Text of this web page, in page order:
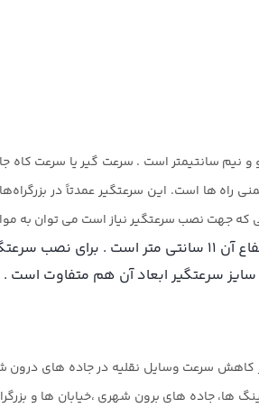
نیم سانتیمتر است . سرعت گیر یا سرعت کاه
راه ها است. این سرعتگیر عمدتاً در
جهت نصب سرعتگیر نیاز است می توان به
می شود .
سرعتگیر ابعاد آن هم متفاوت است .
کاهش سرعت وسایل نقلیه در جاده های
ها، جاده های برون شهری ،خیابان ها و